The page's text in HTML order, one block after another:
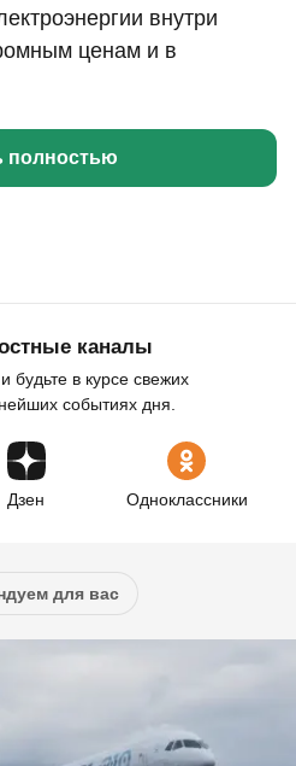
внутри
ценам и в
полностью
каналы
будьте в курсе свежих
событиях дня.
Дзен Одноклассники
для вас